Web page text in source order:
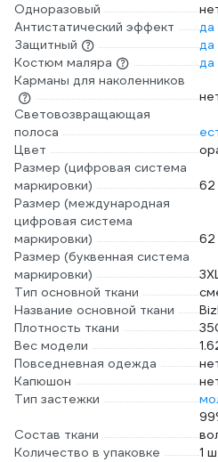
Одноразовый
Антистатический эффект
да
Защитный
да
Костюм маляра
да
Карманы для наколенников
Световозвращающая
полоса
Цвет
Размер (цифровая система
маркировки)
62
Размер (международная
цифровая система
маркировки)
62
Размер (буквенная система
маркировки)
Тип основной ткани
Название основной ткани
Плотность ткани
Вес модели
Повседневная одежда
Капюшон
Тип застежки
Состав ткани
Количество в упаковке
1